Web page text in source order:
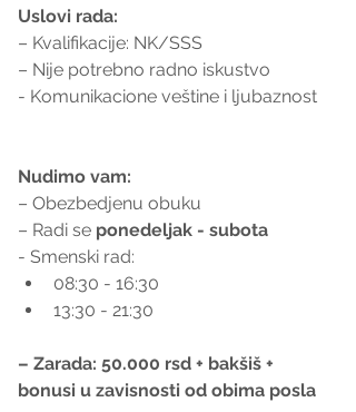
Uslovi rada:
– Kvalifikacije: NK/SSS
– Nije potrebno radno iskustvo
- Komunikacione veštine i ljubaznost
Nudimo vam:
– Obezbedjenu obuku
– Radi se ponedeljak - subota
- Smenski rad:
08:30 - 16:30
13:30 - 21:30
– Zarada: 50.000 rsd + bakšiš +
bonusi u zavisnosti od obima posla